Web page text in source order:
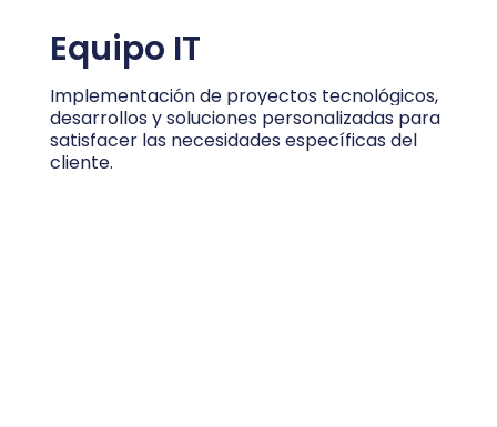
Equipo IT
Implementación de proyectos tecnológicos,
desarrollos y soluciones personalizadas para
satisfacer las necesidades específicas del
cliente.